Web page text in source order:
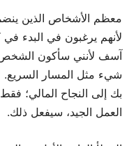
معظم الأشخاص الذين
لأنهم يرغبون في البدء
آسف لأنني سأكون
شيء مثل المسار السريع.
بك إلى النجاح المالي؛
العمل الجيد، سيفعل ذلك.